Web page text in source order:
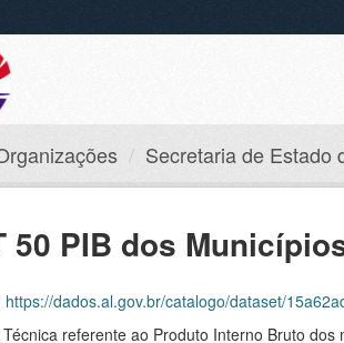
Secretaria de Estado
50 PIB dos
https://dados.al.gov.br/catalogo/dataset/15a62ad2-
Técnica referente ao Produto Interno Bruto